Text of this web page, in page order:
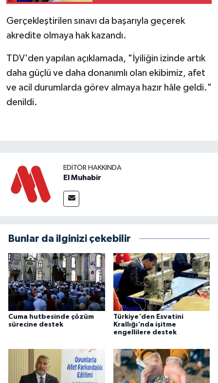
Gerçekleştirilen sınavı da başarıyla geçerek
akredite olmaya hak kazandı.
TDV'den yapılan açıklamada, "İyiliğin izinde artık
daha güçlü ve daha donanımlı olan ekibimiz, afet
ve acil durumlarda görev almaya hazır hâle geldi."
denildi.
EDITÖR HAKKINDA
El Muhabir
Bunlar da ilginizi çekebilir
Cuma hutbesinde çözüm
sürecine destek
Türkiye'den Esvatini
Krallığı'nda işitme
engellilere destek